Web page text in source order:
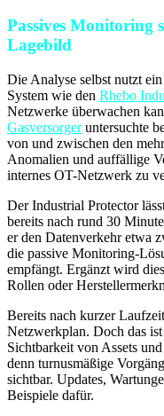
Passives Monitoring
Lagebild
Die Analyse selbst nutzt
System wie den Rhebo
Netzwerke überwachen
Gasversorgeruntersuchte
von und zwischen den
Anomalien und auffällige
internes OT-Netzwerk zu
Der Industrial Protector
bereits nach rund 30
er den Datenverkehr etwa
die passive Monitoring-
empfängt. Ergänzt wird
Rollen oder
Bereits nach kurzer
Netzwerkplan. Doch das
Sichtbarkeit von Assets
denn turnusmäßige
sichtbar. Updates,
Beispiele dafür.